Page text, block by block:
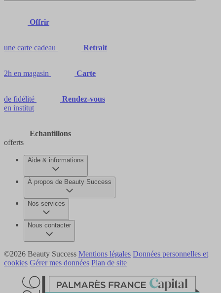
Offrir
une carte cadeau Retrait
2h en magasin Carte
de fidélité
Rendez-vous
en institut
Echantillons
offerts
Aide & informations
À propos de Beauty Success
Nos services
Nous contacter
©2026 Beauty Success Mentions légales Données personnelles et
cookies Gérer mes données Plan de site